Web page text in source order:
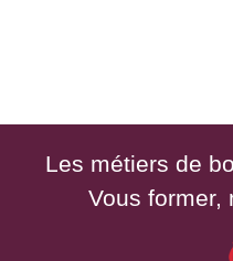
Les métiers de
Vous former,